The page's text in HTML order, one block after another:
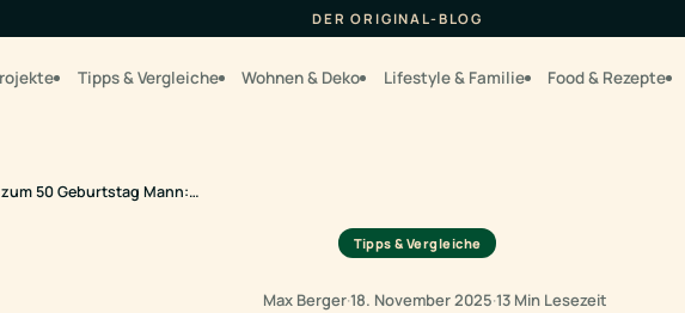
DER ORIGINAL-BLOG
Tipps & Vergleiche Wohnen & Deko Lifestyle & Familie Food & Rezepte
50 Geburtstag Mann:…
Tipps & Vergleiche
Max Berger·18. November 2025·13 Min Lesezeit